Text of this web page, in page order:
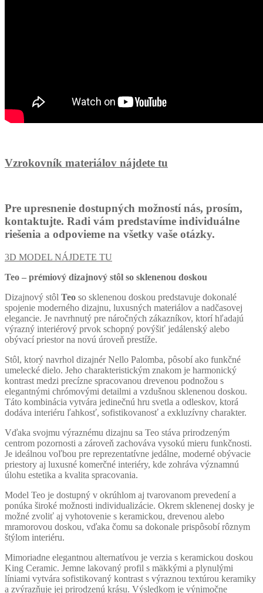
Vzrokovník materiálov nájdete tu
Pre upresnenie dostupných možností nás, prosím,
kontaktujte. Radi vám predstavíme individuálne
riešenia a odpovieme na všetky vaše otázky.
3D MODEL NÁJDETE TU
Teo – prémiový dizajnový stôl so sklenenou doskou
Dizajnový stôl Teo so sklenenou doskou predstavuje dokonalé
spojenie moderného dizajnu, luxusných materiálov a nadčasovej
elegancie. Je navrhnutý pre náročných zákazníkov, ktorí hľadajú
výrazný interiérový prvok schopný povýšiť jedálenský alebo
obývací priestor na novú úroveň prestíže.
Stôl, ktorý navrhol dizajnér Nello Palomba, pôsobí ako funkčné
umelecké dielo. Jeho charakteristickým znakom je harmonický
kontrast medzi precízne spracovanou drevenou podnožou s
elegantnými chrómovými detailmi a vzdušnou sklenenou doskou.
Táto kombinácia vytvára jedinečnú hru svetla a odleskov, ktorá
dodáva interiéru ľahkosť, sofistikovanosť a exkluzívny charakter.
Vďaka svojmu výraznému dizajnu sa Teo stáva prirodzeným
centrom pozornosti a zároveň zachováva vysokú mieru funkčnosti.
Je ideálnou voľbou pre reprezentatívne jedálne, moderné obývacie
priestory aj luxusné komerčné interiéry, kde zohráva významnú
úlohu estetika a kvalita spracovania.
Model Teo je dostupný v okrúhlom aj tvarovanom prevedení a
ponúka široké možnosti individualizácie. Okrem sklenenej dosky je
možné zvoliť aj vyhotovenie s keramickou, drevenou alebo
mramorovou doskou, vďaka čomu sa dokonale prispôsobí rôznym
štýlom interiéru.
Mimoriadne elegantnou alternatívou je verzia s keramickou doskou
King Ceramic. Jemne lakovaný profil s mäkkými a plynulými
líniami vytvára sofistikovaný kontrast s výraznou textúrou keramiky
a zvýrazňuje jej prirodzenú krásu. Výsledkom je výnimočne